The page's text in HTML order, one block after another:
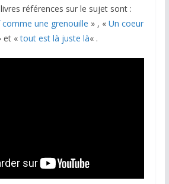
références sur le sujet sont :
une grenouille » , « Un coeur
et «tout est là juste là« .